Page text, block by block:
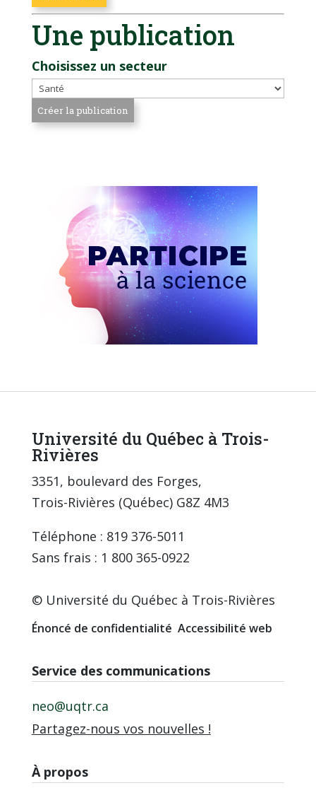
Une publication
Choisissez un secteur
Université du Québec à Trois-
Rivières
3351, boulevard des Forges,
Trois-Rivières (Québec) G8Z 4M3
Téléphone : 819 376-5011
Sans frais : 1 800 365-0922
© Université du Québec à Trois-Rivières
Énoncé de confidentialité Accessibilité web
Service des communications
neo@uqtr.ca
Partagez-nous vos nouvelles !
À propos